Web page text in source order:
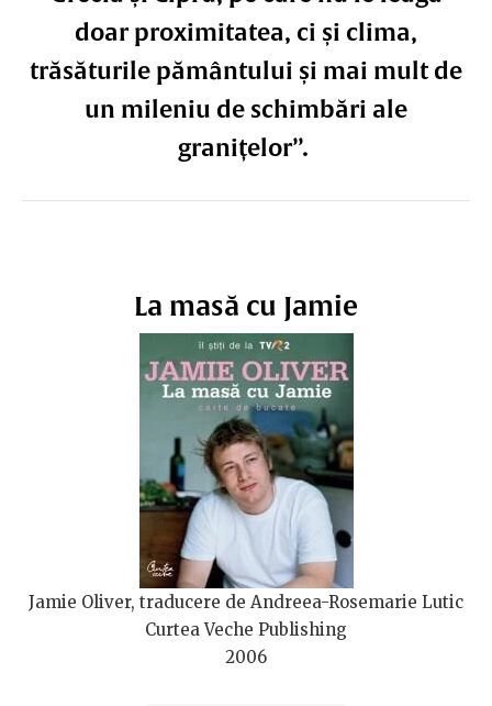
doar proximitatea, ci și clima,
trăsăturile pământului și mai mult de
un mileniu de schimbări ale
granițelor”.
La masă cu Jamie
Jamie Oliver, traducere de Andreea-Rosemarie Lutic
Curtea Veche Publishing
2006